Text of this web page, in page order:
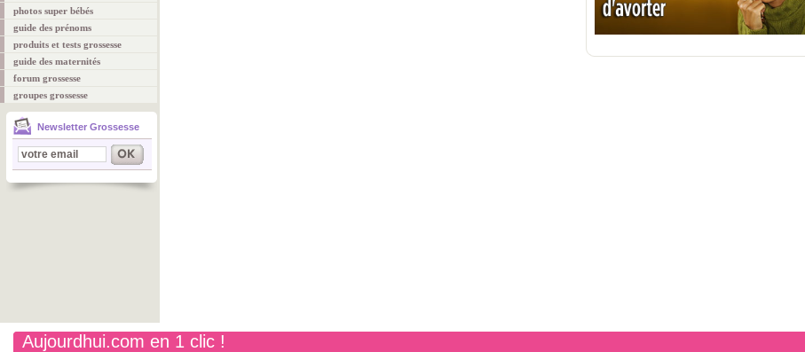
photos super bébés
guide des prénoms
produits et tests grossesse
guide des maternités
forum grossesse
groupes grossesse
Newsletter Grossesse
Aujourdhui.com en 1 clic !